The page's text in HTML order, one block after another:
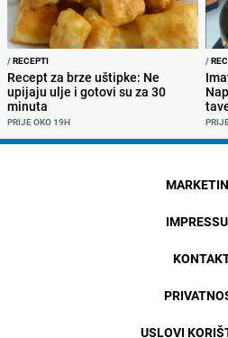
/RECEPTI
Recept za brze uštipke: Ne
upijaju ulje i gotovi su za 30
minuta
PRIJE OKO 19H
/
USLOVI